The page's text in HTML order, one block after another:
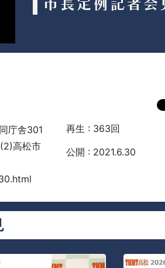
庁舎301
高松市
再生 : 363回
公開 : 2021.6.30